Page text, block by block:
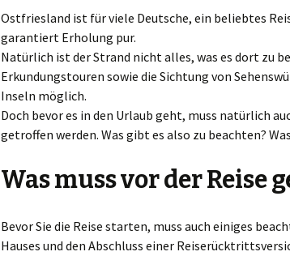
Ostfriesland ist für viele Deutsche, ein beliebtes
garantiert Erholung pur.
Natürlich ist der Strand nicht alles, was es dort zu
Erkundungstouren sowie die Sichtung von
Inseln möglich.
Doch bevor es in den Urlaub geht, muss natürlich
getroffen werden. Was gibt es also zu beachten?
Was muss vor der Reise
Bevor Sie die Reise starten, muss auch einiges
Hauses und den Abschluss einer